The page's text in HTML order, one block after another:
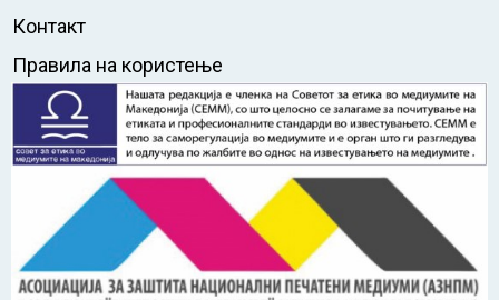
Контакт
Правила на користење